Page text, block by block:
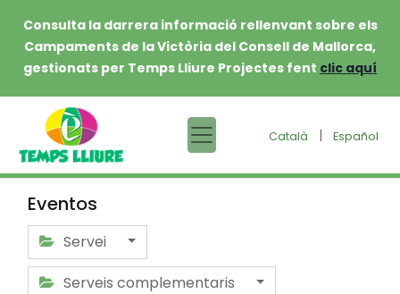
Consulta la darrera informació rellenvant sobre els
Campaments de la Victòria del Consell de Mallorca,
gestionats per Temps Lliure Projectes fent clic aquí
Català | Español
Eventos
Servei
Serveis complementaris